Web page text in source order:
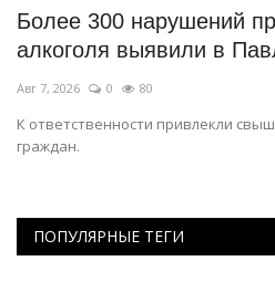
Более 300 нарушений
алкоголя выявили в
Авг 7, 2026 0 80
К ответственности привлекли
граждан.
ПОПУЛЯРНЫЕ ТЕГИ